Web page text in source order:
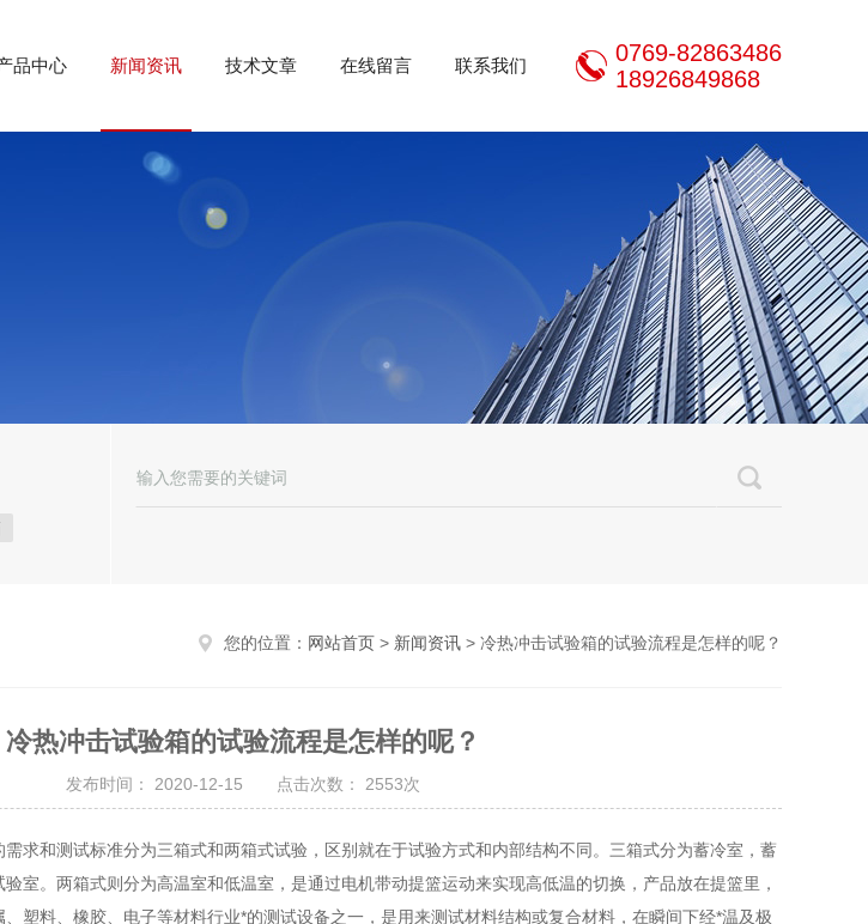
品中心 新闻资讯 技术文章 在线留言 联系我们
0769-82863486
18926849868
您的位置： 网站首页 > 新闻资讯 > 冷热冲击试验箱的试验流程是怎样的呢？
冷热冲击试验箱的试验流程是怎样的呢？
发布时间： 2020-12-15 点击次数： 2553次
求和测试标准分为三箱式和两箱式试验，区别就在于试验方式和内部结构不同。三箱式分为蓄冷室，蓄
室。两箱式则分为高温室和低温室，是通过电机带动提篮运动来实现高低温的切换，产品放在提篮里，
塑料、橡胶、电子等材料行业*的测试设备之一，是用来测试材料结构或复合材料，在瞬间下经*温及极